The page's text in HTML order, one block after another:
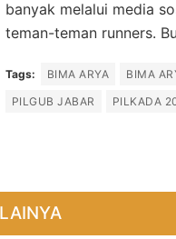
banyak melalui media
teman-teman runners.
Tags: BIMA ARYA BIMA
PILGUB JABAR
PILKADA